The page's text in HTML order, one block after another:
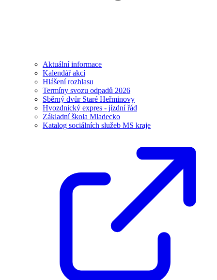
Aktuální informace
Kalendář akcí
Hlášení rozhlasu
Termíny svozu odpadů 2026
Sběrný dvůr Staré Heřminovy
Hvozdnický expres - jízdní řád
Základní škola Mladecko
Katalog sociálních služeb MS kraje